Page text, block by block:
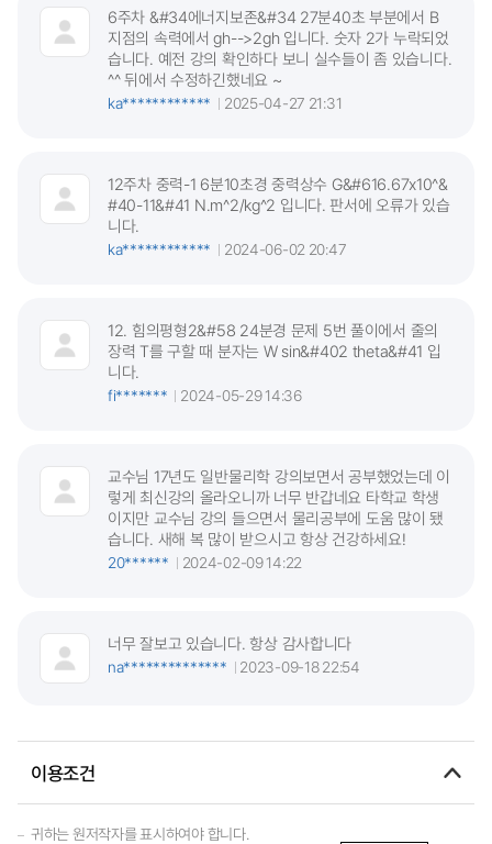
6주차 &#34에너지보존&#34 27분40초 부분에서 B
지점의 속력에서 gh-->2gh 입니다. 숫자 2가 누락되었
습니다. 예전 강의 확인하다 보니 실수들이 좀 있습니다.
^^ 뒤에서 수정하긴했네요 ~
ka************
2025-04-27 21:31
12주차 중력-1 6분10초경 중력상수 G&#616.67x10^&
#40-11&#41 N.m^2/kg^2 입니다. 판서에 오류가 있습
니다.
ka************
2024-06-02 20:47
12. 힘의평형2&#58 24분경 문제 5번 풀이에서 줄의
장력 T를 구할 때 분자는 W sin&#402 theta&#41 입
니다.
fi*******
2024-05-29 14:36
교수님 17년도 일반물리학 강의보면서 공부했었는데 이
렇게 최신강의 올라오니까 너무 반갑네요 타학교 학생
이지만 교수님 강의 들으면서 물리공부에 도움 많이 됐
습니다. 새해 복 많이 받으시고 항상 건강하세요!
20******
2024-02-09 14:22
너무 잘보고 있습니다. 항상 감사합니다
na**************
2023-09-18 22:54
이용조건
귀하는 원저작자를 표시하여야 합니다.